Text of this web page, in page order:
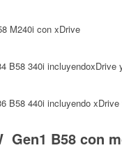
M240i con xDrive
B58 340i incluyendoxDrive
B58 440i incluyendo
Gen1 B58 con